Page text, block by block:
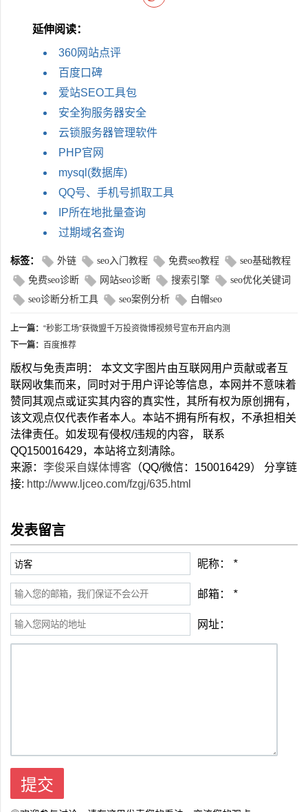
延伸阅读：
360网站点评
百度口碑
爱站SEO工具包
安全狗服务器安全
云锁服务器管理软件
PHP官网
mysql(数据库)
QQ号、手机号抓取工具
IP所在地批量查询
过期域名查询
标签： 外链 seo入门教程 免费seo教程
seo基础教程
免费seo诊断
网站seo诊断 搜索引擎
seo优化关键词
seo诊断分析工具
seo案例分析 白帽seo
上一篇： “秒影工场”获微盟千万投资微博视频号宣布开启内测
下一篇：
百度推荐
版权与免责声明： 本文文字图片由互联网用户贡献或者互
联网收集而来，同时对于用户评论等信息，本网并不意味着
赞同其观点或证实其内容的真实性，其所有权为原创拥有，
该文观点仅代表作者本人。本站不拥有所有权，不承担相关
法律责任。如发现有侵权/违规的内容， 联系
QQ150016429，本站将立刻清除。
来源： 李俊采自媒体博客 （QQ/微信：150016429） 分享链
接: http://www.ljceo.com/fzgj/635.html
发表留言
昵称： *
邮箱： *
网址：